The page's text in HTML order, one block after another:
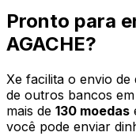
Pronto para
AGACHE?
Xe facilita o envio de
de outros bancos
mais de 130 moedas
você pode enviar